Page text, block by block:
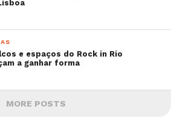
e espaços do Rock in Rio
a ganhar forma
MORE POSTS